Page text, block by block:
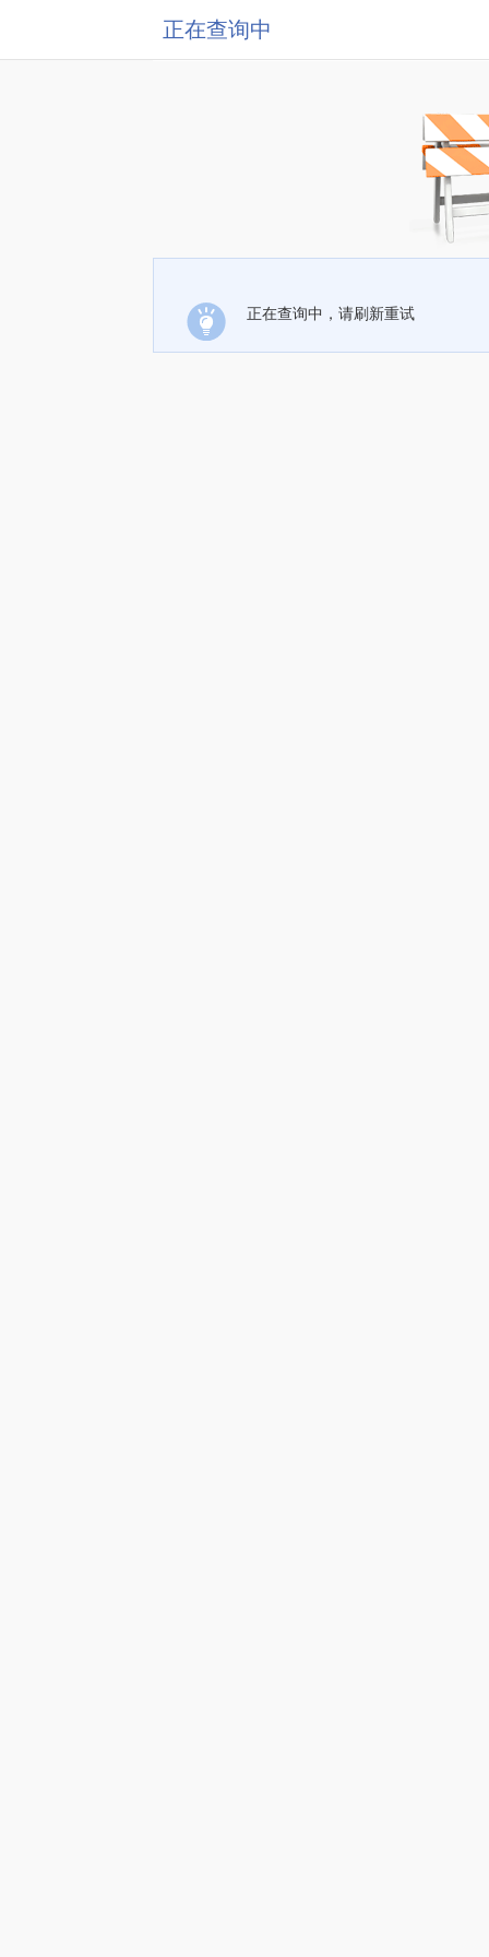
正在查询中
正在查询中，请刷新重试